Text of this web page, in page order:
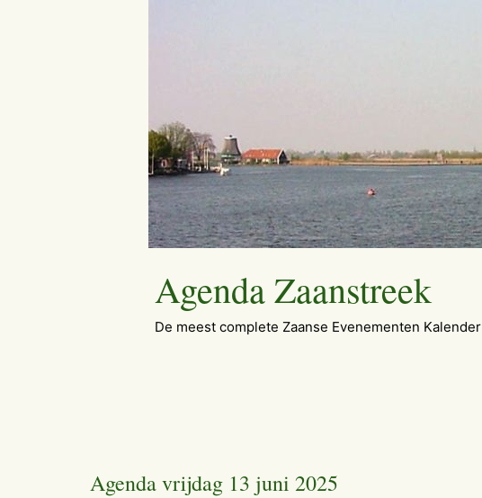
Agenda Zaanstreek
De meest complete Zaanse Evenementen Kalender
Agenda vrijdag 13 juni 2025